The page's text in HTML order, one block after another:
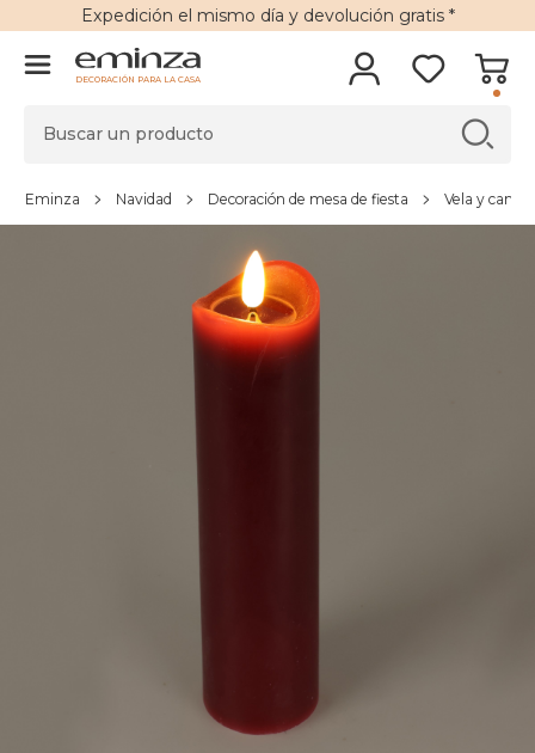
Expedición el mismo día y devolución gratis*
DECORACIÓN PARA LA CASA
Eminza Navidad Decoración de mesa de fiesta Vela y